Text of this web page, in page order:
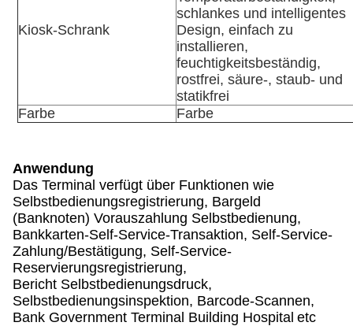
Kiosk-Schrank
schlankes und intelligentes
Design, einfach zu
installieren,
feuchtigkeitsbeständig,
rostfrei, säure-, staub- und
statikfrei
Farbe
Farbe
Anwendung
Das Terminal verfügt über Funktionen wie
Selbstbedienungsregistrierung, Bargeld
(Banknoten) Vorauszahlung Selbstbedienung,
Bankkarten-Self-Service-Transaktion, Self-Service-
Zahlung/Bestätigung, Self-Service-
Reservierungsregistrierung,
Bericht Selbstbedienungsdruck,
Selbstbedienungsinspektion, Barcode-Scannen,
Bank Government Terminal Building Hospital etc